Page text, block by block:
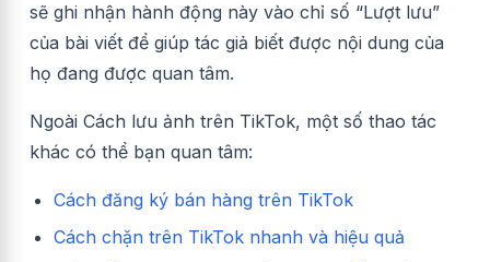
sẽ ghi nhận hành động này vào chỉ số “Lượt lưu”
của bài viết để giúp tác giả biết được nội dung của
họ đang được quan tâm.
Ngoài Cách lưu ảnh trên TikTok, một số thao tác
khác có thể bạn quan tâm:
Cách đăng ký bán hàng trên TikTok
Cách chặn trên TikTok nhanh và hiệu quả